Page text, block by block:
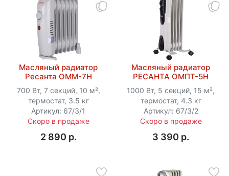
Масляный радиатор
Ресанта ОММ-7Н
700 Вт, 7 секций, 10 м²,
термостат, 3.5 кг
Артикул: 67/3/1
Скоро в продаже
2 890 p.
Масляный радиатор
РЕСАНТА ОМПТ-5Н
1000 Вт, 5 секций, 15 м²,
термостат, 4.3 кг
Артикул: 67/3/2
Скоро в продаже
3 390 p.